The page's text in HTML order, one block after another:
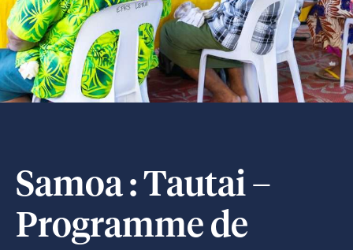
Samoa : Tautai –
Programme de